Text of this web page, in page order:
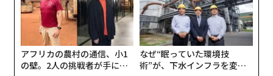
アフリカの農村の通信、小1
の壁。2人の挑戦者が手にし
なぜ“眠っていた環境技
術”が、下水インフラを変え